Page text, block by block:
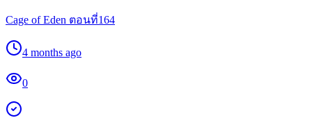
Cage of Eden ตอนที่164
4 months ago
0